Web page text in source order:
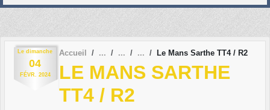
Le dimanche
04
FÉVR. 2024
Accueil Le Mans Sarthe TT4 / R2
LE MANS SARTHE
TT4 / R2